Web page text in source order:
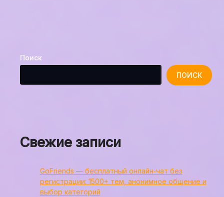
Поиск
ПОИСК
Свежие записи
GoFriends — бесплатный онлайн‑чат без
регистрации: 1500+ тем, анонимное общение и
выбор категорий